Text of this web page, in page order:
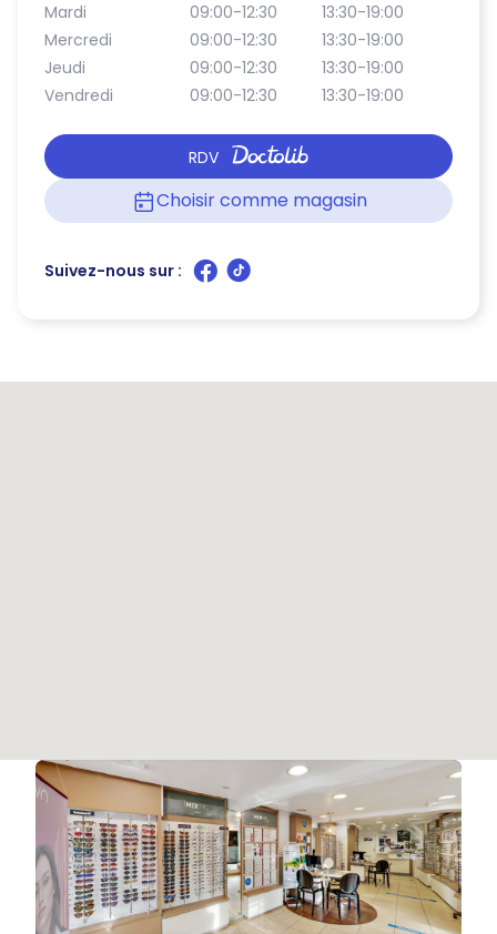
Mardi
09:00-12:30
13:30-19:00
Mercredi
09:00-12:30
13:30-19:00
Jeudi
09:00-12:30
13:30-19:00
Vendredi
09:00-12:30 13:30-19:00
RDV
Choisir comme magasin
Suivez-nous sur :